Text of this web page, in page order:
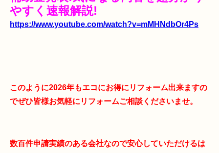
やすく速報解説!
https://www.youtube.com/watch?v=mMHNdbOr4Ps
このように2026年もエコにお得にリフォーム出来ますの
でぜひ皆様お気軽にリフォームご相談くださいませ。
数百件申請実績のある会社なので安心していただけるは